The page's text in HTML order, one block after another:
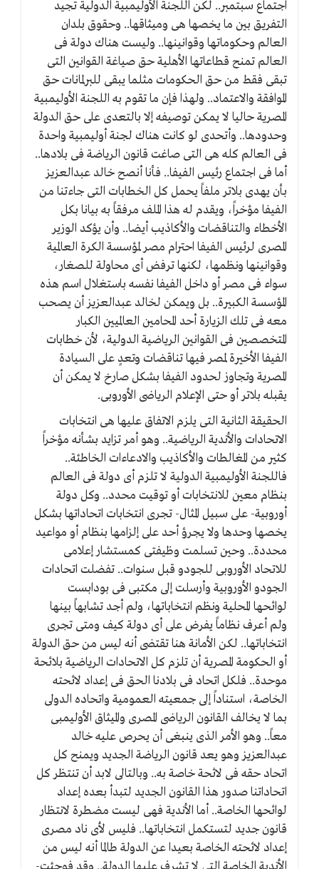
اجتماع سبتمبر.. لكن اللجنة الأوليمبية الدولية تجيد
التفريق بين ما يخصها هى وميثاقها.. وحقوق بلدان
العالم وحكوماتها وقوانينها.. وليست هناك دولة فى
العالم تمنح قطاعاتها الأهلية حق صياغة القوانين التى
تبقى فقط من حق الحكومات مثلما يبقى للبرلمانات حق
الموافقة والاعتماد.. ولهذا فإن ما تقوم به اللجنة الأوليمبية
المصرية حاليا لا يمكن توصيفه إلا بالتعدى على حق الدولة
وحدودها.. وأتحدى لو كانت هناك لجنة أوليمبية واحدة
فى العالم كله هى التى صاغت قانون الرياضة فى بلادها..
أما فى اجتماع رئيس الفيفا.. فأنا أنصح خالد عبدالعزيز
بأن يهدى بلاتر ملفاً يحمل كل الخطابات التى جاءتنا من
الفيفا مؤخراً، ويقدم له هذا الملف مرفقاً به بيانا بكل
الأخطاء والتناقضات والأكاذيب أيضا.. وأن يؤكد الوزير
المصرى لرئيس الفيفا احترام مصر لمؤسسة الكرة العالمية
وقوانينها ونظمها، لكنها ترفض أى محاولة للصغار،
سواء فى مصر أو داخل الفيفا نفسه باستغلال اسم هذه
المؤسسة الكبيرة.. بل ويمكن لخالد عبدالعزيز أن يصحب
معه فى تلك الزيارة أحد المحامين العالميين الكبار
المتخصصين فى القوانين الرياضية الدولية، لأن خطابات
الفيفا الأخيرة لمصر فيها تناقضات وتعدٍ على السيادة
المصرية وتجاوز لحدود الفيفا بشكل صارخ لا يمكن أن
يقبله بلاتر أو حتى الإعلام الرياضى الأوروبى.
الحقيقة الثانية التى يلزم الاتفاق عليها هى انتخابات
الاتحادات والأندية الرياضية.. وهو أمر تزايد بشأنه مؤخراً
كثير من المغالطات والأكاذيب والادعاءات الخاطئة..
فاللجنة الأوليمبية الدولية لا تلزم أى دولة فى العالم
بنظام معين للانتخابات أو توقيت محدد.. وكل دولة
أوروبية- على سبيل المثال- تجرى انتخابات اتحاداتها بشكل
يخصها وحدها ولا يجرؤ أحد على إلزامها بنظام أو مواعيد
محددة.. وحين تسلمت وظيفتى كمستشار إعلامى
للاتحاد الأوروبى للجودو قبل سنوات.. تفضلت اتحادات
الجودو الأوروبية وأرسلت إلى مكتبى فى بودابست
لوائحها المحلية ونظم انتخاباتها، ولم أجد تشابهاً بينها
ولم أعرف نظاماً يفرض على أى دولة كيف ومتى تجرى
انتخاباتها.. لكن الأمانة هنا تقتضى أنه ليس من حق الدولة
أو الحكومة المصرية أن تلزم كل الاتحادات الرياضية بلائحة
موحدة.. فلكل اتحاد فى بلادنا الحق فى إعداد لائحته
الخاصة، استناداً إلى جمعيته العمومية واتحاده الدولى
بما لا يخالف القانون الرياضى المصرى والميثاق الأوليمبى
معاً.. وهو الأمر الذى ينبغى أن يحرص عليه خالد
عبدالعزيز وهو يعد قانون الرياضة الجديد ويمنح كل
اتحاد حقه فى لائحة خاصة به.. وبالتالى لابد أن تنتظر كل
اتحاداتنا صدور هذا القانون الجديد لتبدأ بعده إعداد
لوائحها الخاصة.. أما الأندية فهى ليست مضطرة لانتظار
قانون جديد لتستكمل انتخاباتها.. فليس لأى ناد مصرى
إعداد لائحته الخاصة بعيدا عن الدولة طالما أنه ليس من